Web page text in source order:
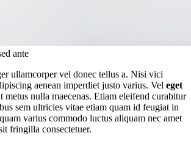
ante
ullamcorper vel donec tellus a. Nisi vici
aenean imperdiet justo varius. Vel eget
metus nulla maecenas. Etiam eleifend curabitur
sem ultricies vitae etiam quam id feugiat in
varius commodo luctus aliquam nec amet
fringilla consectetuer.